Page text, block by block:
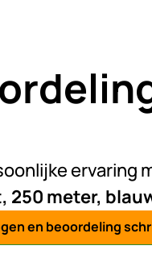
ervaring
meter,
en beoordeling